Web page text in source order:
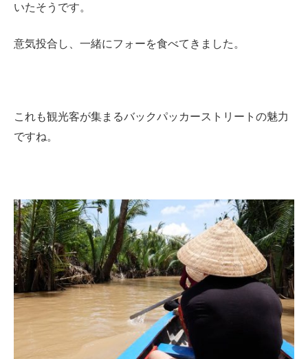
いたそうです。
意気投合し、一緒にフォーを食べてきました。
これも観光客が集まるバックパッカーストリートの魅力
ですね。